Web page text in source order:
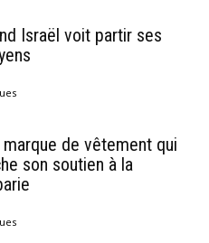
Israël voit partir ses
marque de vêtement qui
son soutien à la